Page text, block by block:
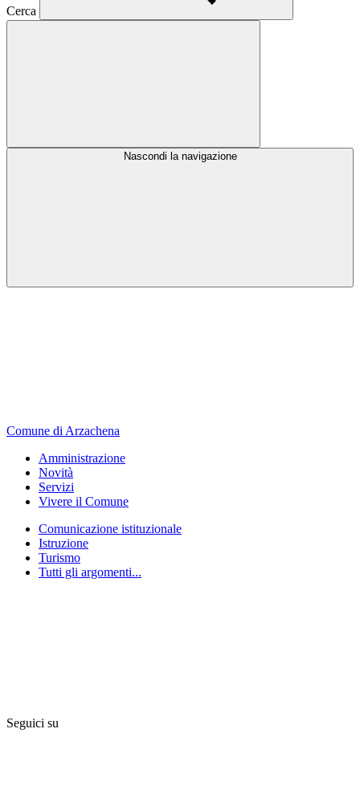
Cerca
Nascondi la navigazione
Comune di Arzachena
Amministrazione
Novità
Servizi
Vivere il Comune
Comunicazione istituzionale
Istruzione
Turismo
Tutti gli argomenti...
Seguici su